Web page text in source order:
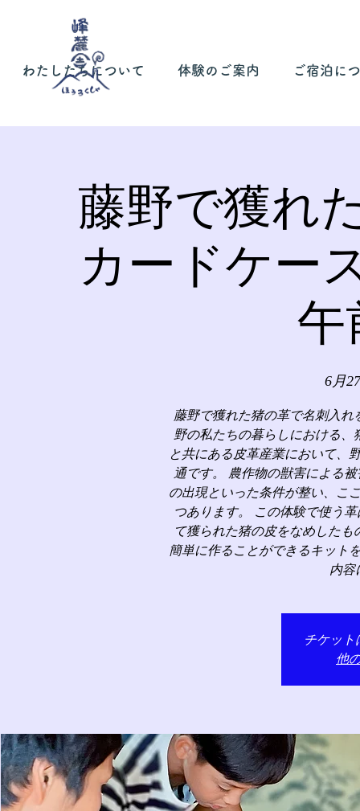
わたしたちについて 体験のご案内 ご宿泊に
藤野で獲れ
カードケー
午
6月
藤野で獲れた猪の革で名刺入
野の私たちの暮らしにおける
と共にある皮革産業において、
通です。 農作物の獣害による
の出現といった条件が整い、こ
つあります。 この体験で使う
て獲られた猪の皮をなめした
簡単に作ることができるキット
内容
チケット
他